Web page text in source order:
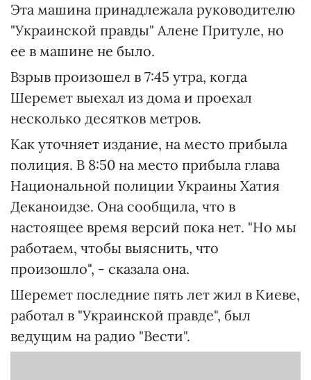
Эта машина принадлежала руководителю
"Украинской правды" Алене Притуле, но
ее в машине не было.
Взрыв произошел в 7:45 утра, когда
Шеремет выехал из дома и проехал
несколько десятков метров.
Как уточняет издание, на место прибыла
полиция. В 8:50 на место прибыла глава
Национальной полиции Украины Хатия
Деканоидзе. Она сообщила, что в
настоящее время версий пока нет. "Но мы
работаем, чтобы выяснить, что
произошло", - сказала она.
Шеремет последние пять лет жил в Киеве,
работал в "Украинской правде", был
ведущим на радио "Вести".